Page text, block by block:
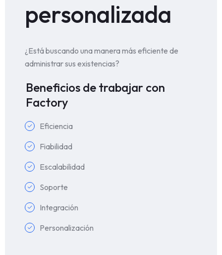
personalizada
¿Está buscando una manera más eficiente de
administrar sus existencias?
Beneficios de trabajar con
Factory
Eficiencia
Fiabilidad
Escalabilidad
Soporte
Integración
Personalización